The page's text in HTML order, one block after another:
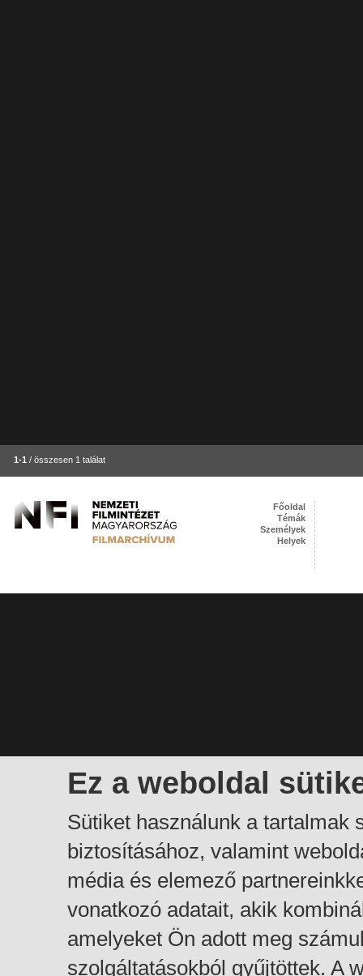
1-1 / összesen 1 találat
Ez a weboldal
Sütiket használunk a tartalmak
biztosításához, valamint
média és elemező
vonatkozó adatait, akik
amelyeket Ön adott meg
szolgáltatásokból gyűjtöttek. A
Főoldal
Témák
Személyek
Helyek